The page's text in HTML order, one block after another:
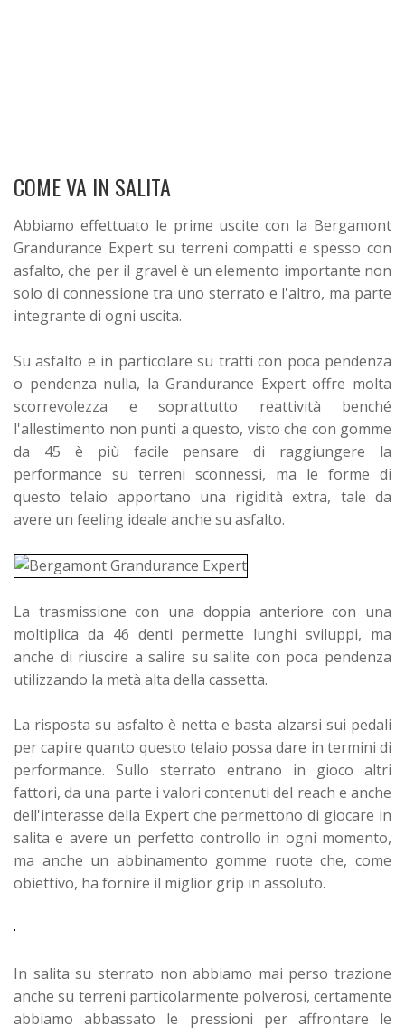
COME VA IN SALITA
Abbiamo effettuato le prime uscite con la Bergamont
Grandurance Expert su terreni compatti e spesso con
asfalto, che per il gravel è un elemento importante non
solo di connessione tra uno sterrato e l'altro, ma parte
integrante di ogni uscita.
Su asfalto e in particolare su tratti con poca pendenza
o pendenza nulla, la Grandurance Expert offre molta
scorrevolezza e soprattutto reattività benché
l'allestimento non punti a questo, visto che con gomme
da 45 è più facile pensare di raggiungere la
performance su terreni sconnessi, ma le forme di
questo telaio apportano una rigidità extra, tale da
avere un feeling ideale anche su asfalto.
La trasmissione con una doppia anteriore con una
moltiplica da 46 denti permette lunghi sviluppi, ma
anche di riuscire a salire su salite con poca pendenza
utilizzando la metà alta della cassetta.
La risposta su asfalto è netta e basta alzarsi sui pedali
per capire quanto questo telaio possa dare in termini di
performance. Sullo sterrato entrano in gioco altri
fattori, da una parte i valori contenuti del reach e anche
dell'interasse della Expert che permettono di giocare in
salita e avere un perfetto controllo in ogni momento,
ma anche un abbinamento gomme ruote che, come
obiettivo, ha fornire il miglior grip in assoluto.
In salita su sterrato non abbiamo mai perso trazione
anche su terreni particolarmente polverosi, certamente
abbiamo abbassato le pressioni per affrontare le